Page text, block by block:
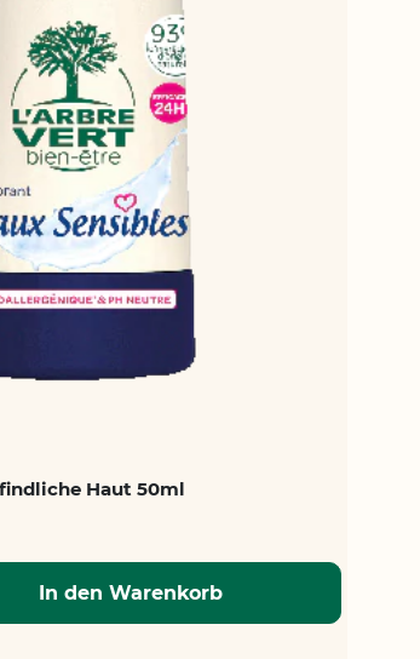
Haut 50ml
In den Warenkorb